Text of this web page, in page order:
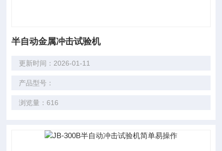
半自动金属冲击试验机
更新时间：2026-01-11
产品型号：
浏览量：616